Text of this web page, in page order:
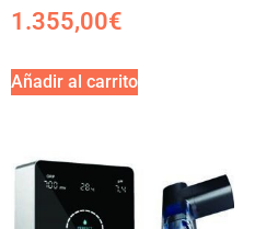
1.355,00€
Añadir al carrito